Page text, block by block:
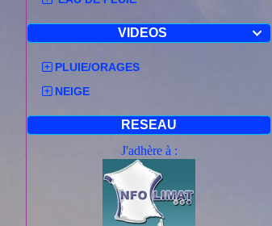

VIDEOS
PLUIE/ORAGES
NEIGE
RESEAU
J'adhère à :